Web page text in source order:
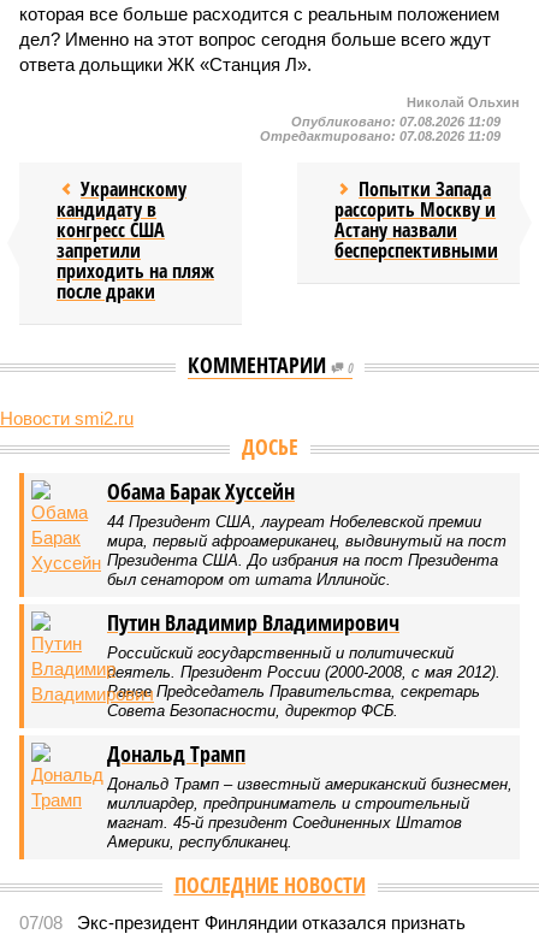
которая все больше расходится с реальным положением
дел? Именно на этот вопрос сегодня больше всего ждут
ответа дольщики ЖК «Станция Л».
Николай Ольхин
Опубликовано: 07.08.2026 11:09
Отредактировано: 07.08.2026 11:09
Украинскому
кандидату в
конгресс США
запретили
приходить на пляж
после драки
Попытки Запада
рассорить Москву и
Астану назвали
бесперспективными
КОММЕНТАРИИ 0
Новости smi2.ru
ДОСЬЕ
Обама Барак Хуссейн
44 Президент США, лауреат Нобелевской премии
мира, первый афроамериканец, выдвинутый на пост
Президента США. До избрания на пост Президента
был сенатором от штата Иллинойс.
Путин Владимир Владимирович
Российский государственный и политический
деятель. Президент России (2000-2008, с мая 2012).
Ранее Председатель Правительства, секретарь
Совета Безопасности, директор ФСБ.
Дональд Трамп
Дональд Трамп – известный американский бизнесмен,
миллиардер, предприниматель и строительный
магнат. 45-й президент Соединенных Штатов
Америки, республиканец.
ПОСЛЕДНИЕ НОВОСТИ
07/08
Экс-президент Финляндии отказался признать